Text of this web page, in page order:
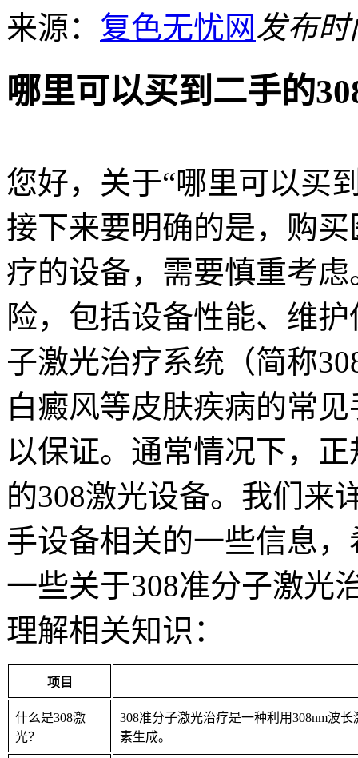
来源： 复色无忧网发布时
哪里可以买到二手的
您好，关于“哪里可以买
接下来要明确的是，购
疗的设备，需要慎重考
险，包括设备性能、维
子激光治疗系统（简称
白癜风等皮肤疾病的常
以保证。通常情况下，
的308激光设备。我们来
手设备相关的一些信息
一些关于308准分子激光
理解相关知识：
项目
什么是308激
光？
308准分子激光治疗是一种利用308nm波
素生成。